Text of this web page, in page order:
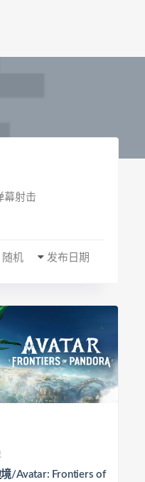
幕射击
发布日期
随机
/Avatar: Frontiers of